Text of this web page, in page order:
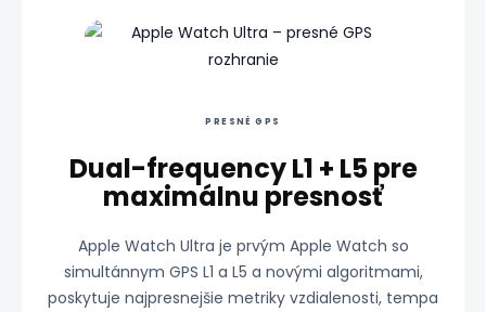
PRESNÉ GPS
Dual-frequency L1 + L5 pre
maximálnu presnosť
Apple Watch Ultra je prvým Apple Watch so
simultánnym GPS L1 a L5 a novými algoritmami,
poskytuje najpresnejšie metriky vzdialenosti, tempa